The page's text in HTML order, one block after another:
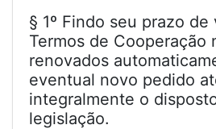
§ 1º Findo seu prazo de
Termos de Cooperação
renovados
eventual novo pedido
integralmente o
legislação.